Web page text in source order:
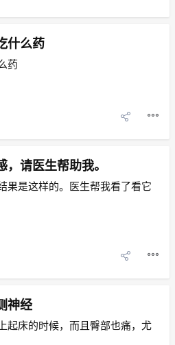
什么药
药
请医生帮助我。
果是这样的。医生帮我看了看它
神经
起床的时候，而且臀部也痛，尤